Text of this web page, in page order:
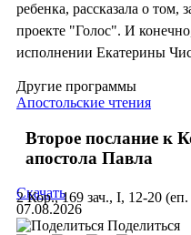
ребенка, рассказала о том,
проекте "Голос". И
исполнении Екатерины
Другие программы
Апостольские чтения
Второе послание к
апостола Павла
2 Кор., 169 зач., I, 12-20
Скачать
07.08.2026
Поделиться